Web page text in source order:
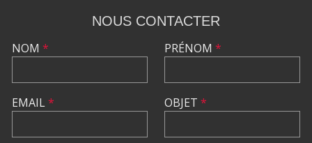
NOUS CONTACTER
NOM *
EMAIL*
PRÉNOM *
OBJET *